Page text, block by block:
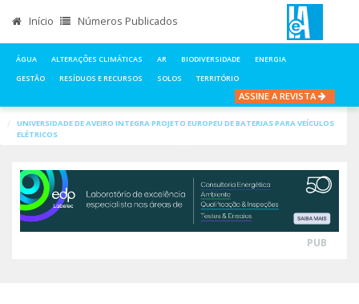
Início Números Publicados
ÁGUA ALTERAÇÕES CLIMÁTICAS AR BIODIVERSIDADE
ENERGIA
GESTÃO
RESÍDUOS E RECURSOS SOLOS TERRITÓRIO
ASSINE A REVISTA
UNIVERSIDADE DE AVEIRO INTEGRA PROJETO EUROPEU DE BATERIAS PARA VEÍCULOS
ELÉTRICOS
PUB